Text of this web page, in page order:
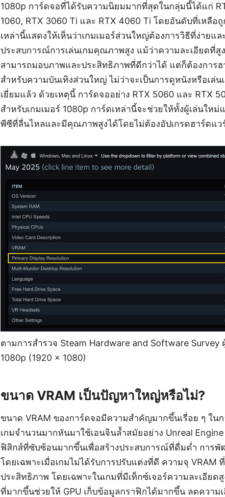
1080p การ์ดจอที่ได้รับความนิยมมากที่สุดในกลุ่มนี้ได้แก่
1060, RTX 3060 Ti และ RTX 4060 Ti โดยอันดับที่เหลื
เหล่านี้แสดงให้เห็นว่าเกมเมอร์ส่วนใหญ่ต้องการวิธีที่ง่ายแ
ประสบการณ์การเล่นเกมคุณภาพสูง แม้ว่าความละเอียดที่สู
สามารถมอบภาพและประสิทธิภาพที่ดีกว่าได้ แต่ก็ต้องการ
สำหรับความบันเทิงส่วนใหญ่ ไม่ว่าจะเป็นการดูหนังหรือเ
เยี่ยมแล้ว ด้วยเหตุนี้ การ์ดจออย่าง RTX 5060 และ RTX
สำหรับเกมเมอร์ 1080p การ์ดเหล่านี้จะช่วยให้ทั้งผู้เล่นใหม่
พีซีที่ลื่นไหลและมีคุณภาพสูงได้โดยไม่ต้องอัปเกรดฮาร์ดแว
ตามการสำรวจ Steam Hardware and Software Survey
1080p (1920 x 1080)
ขนาด VRAM เป็นปัญหาใหญ่หรือไม่?
ขนาด VRAM ของการ์ดจอมีความสำคัญมากขึ้นเรื่อย ๆ ใน
เกมจำนวนมากหันมาใช้เอนจินล้ำสมัยอย่าง Unreal
ฟิสิกส์ที่ซับซ้อนมากขึ้นเพื่อสร้างประสบการณ์ที่ดื่มด่ำ การพั
โดยเฉพาะเมื่อเกมไม่ได้รับการปรับแต่งที่ดี ความจุ
ประสิทธิภาพ โดยเฉพาะในเกมที่มีเท็กซ์เจอร์ความละเอียด
ที่มากขึ้นช่วยให้ GPU เก็บข้อมูลกราฟิกได้มากขึ้น ลดความ